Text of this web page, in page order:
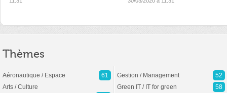
Thèmes
Aéronautique / Espace
61
Arts / Culture
Gestion / Management
52
Green IT / IT for green
58